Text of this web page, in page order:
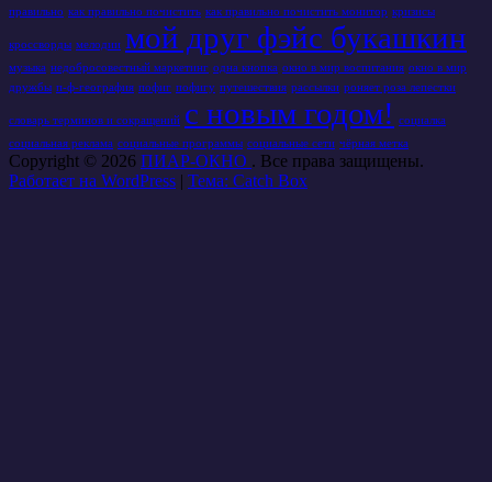
правильно как правильно почистить как правильно почистить монитор кризисы
кроссворды мелодии мой друг фэйс букашкин
музыка недобросовестный маркетинг одна кнопка окно в мир воспитания окно в мир
дружбы п-ф-география пофиг пофигу путешествия рассылки роняет роза лепестки
словарь терминов и сокращений с новым годом!
социалка
социальная реклама социальные программы социальные сети чёрная метка
Copyright © 2026 ПИАР-ОКНО . Все права защищены.
Работает на WordPress | Тема: Catch Box